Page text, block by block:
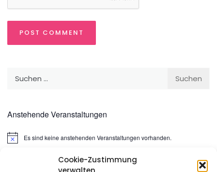
Cookie-Zustimmung
Anstehende Veranstaltungen
HinweisEs sind keine anstehenden Veranstaltungen vorhanden.